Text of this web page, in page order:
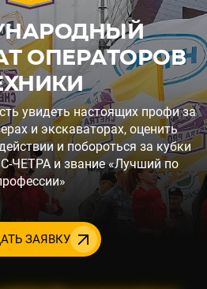
ОПЕРАТОРОВ
увидеть настоящих профи за
и экскаваторах, оценить
и побороться за кубки
ЧЕТРА и звание «Лучший по
ЗАЯВКУ